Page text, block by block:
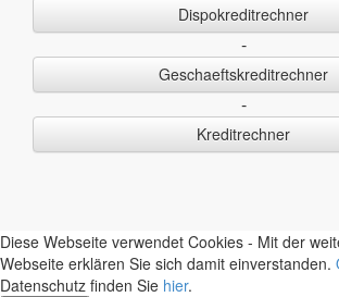
Dispokreditrechner
-
Geschaeftskreditrechner
-
Kreditrechner
Diese Webseite verwendet Cookies - Mit der
Webseite erklären Sie sich damit einverstanden.
Datenschutz finden Sie hier.